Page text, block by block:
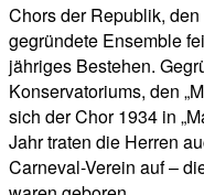
Chors der Republik,
gegründete Ensemble
jähriges Bestehen.
Konservatoriums, den
sich der Chor 1934 in
Jahr traten die Herren
Carneval-Verein auf –